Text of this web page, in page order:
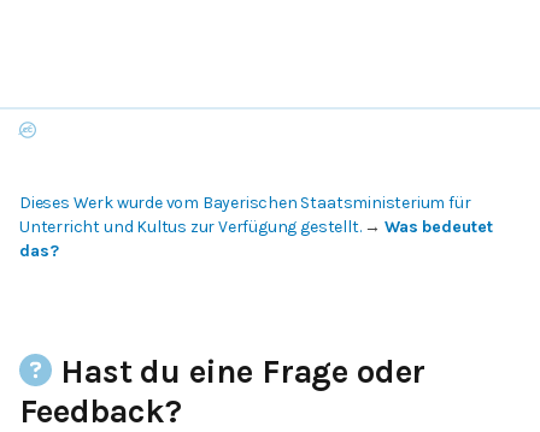
Dieses Werk wurde vom Bayerischen Staatsministerium für
Unterricht und Kultus zur Verfügung gestellt.→ Was bedeutet
das?
Hast du eine Frage oder
Feedback?